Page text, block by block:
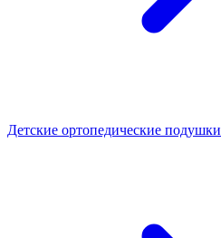
Детские ортопедические подушки